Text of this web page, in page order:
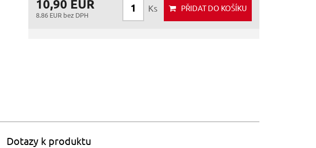
10,90 EUR
8.86 EUR bez DPH
Ks PŘIDATDO KOŠÍKU
Dotazy k produktu